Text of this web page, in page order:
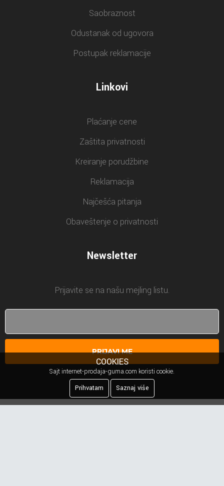
Saobraznost
Odustanak od ugovora
Postupak reklamacije
Linkovi
Plaćanje cene
Zaštita privatnosti
Kreiranje porudžbine
Reklamacija
Najčešća pitanja
Obaveštenje o privatnosti
Newsletter
Prijavite se na našu mejling listu.
PRIJAVI ME
COOKIES
Sajt internet-prodaja-guma.com koristi cookie.
Prihvatam
Saznaj više